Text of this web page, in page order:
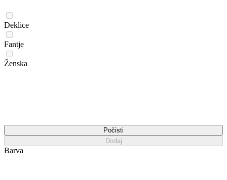
Deklice
Fantje
Ženska
Počisti
Dodaj
Barva